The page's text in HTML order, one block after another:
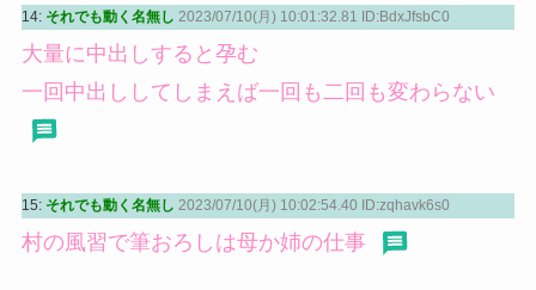
14: それでも動く名無し 2023/07/10(月) 10:01:32.81 ID:BdxJfsbC0
大量に中出しすると孕む
一回中出ししてしまえば一回も二回も変わらない
15: それでも動く名無し 2023/07/10(月) 10:02:54.40 ID:zqhavk6s0
村の風習で筆おろしは母か姉の仕事